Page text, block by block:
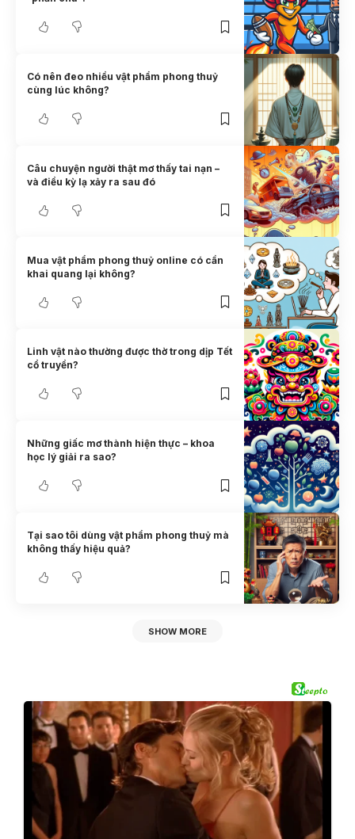
Có nên đeo nhiều vật phẩm phong thuỷ
cùng lúc không?
Câu chuyện người thật mơ thấy tai nạn –
và điều kỳ lạ xảy ra sau đó
Mua vật phẩm phong thuỷ online có cần
khai quang lại không?
Linh vật nào thường được thờ trong dịp Tết
cổ truyền?
Những giấc mơ thành hiện thực – khoa
học lý giải ra sao?
Tại sao tôi dùng vật phẩm phong thuỷ mà
không thấy hiệu quả?
SHOW MORE